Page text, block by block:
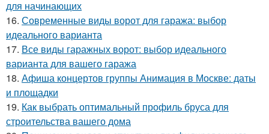
для начинающих
16. Современные виды ворот для гаража: выбор
идеального варианта
17. Все виды гаражных ворот: выбор идеального
варианта для вашего гаража
18. Афиша концертов группы Анимация в Москве: даты
и площадки
19. Как выбрать оптимальный профиль бруса для
строительства вашего дома